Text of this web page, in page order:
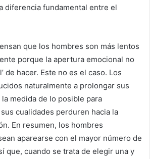
diferencia fundamental entre el
que los hombres son más lentos
porque la apertura emocional no
de hacer. Este no es el caso. Los
naturalmente a prolongar sus
medida de lo posible para
cualidades perduren hacia la
En resumen, los hombres
aparearse con el mayor número de
que, cuando se trata de elegir una y